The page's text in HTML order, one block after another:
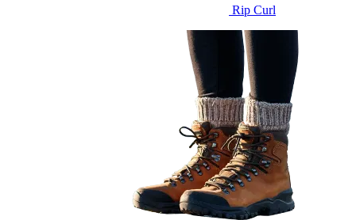
Rip Curl